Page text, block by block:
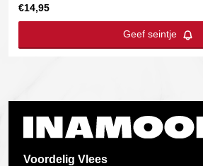
€14,95
Geef seintje
Voordelig Vlees